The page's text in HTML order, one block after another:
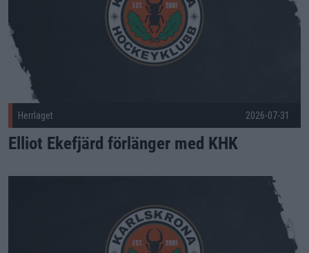
Herrlaget 2026-07-31
Elliot Ekefjärd förlänger med KHK
Viktiga förlängningar på plats – Victor Crus Rydberg och